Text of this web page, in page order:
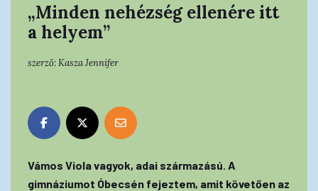
„Minden nehézség ellenére itt
a helyem”
szerző:Kasza Jennifer
Vámos Viola vagyok, adai származású. A
gimnáziumot Óbecsén fejeztem, amit követően az